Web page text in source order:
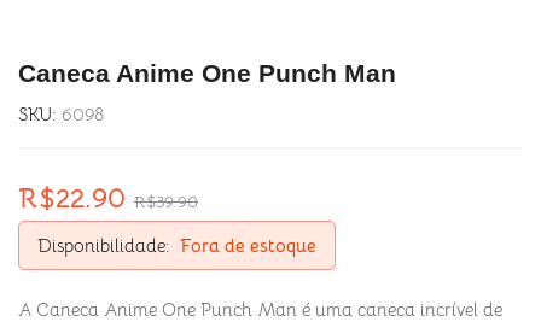
Caneca Anime One Punch Man
SKU: 6098
R$39.90
R$22.90
Disponibilidade: Fora de estoque
A Caneca Anime One Punch Man é uma caneca incrível de